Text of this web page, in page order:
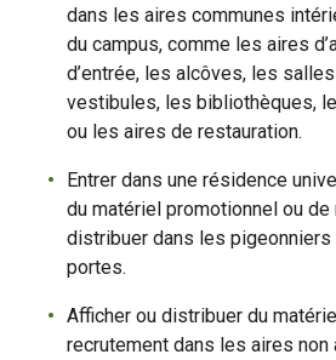
dans les aires communes
du campus, comme les aires
d’entrée, les alcôves, les
vestibules, les bibliothèques,
ou les aires de restauration.
Entrer dans une résidence
du matériel promotionnel ou de
distribuer dans les
portes.
Afficher ou distribuer du
recrutement dans les aires